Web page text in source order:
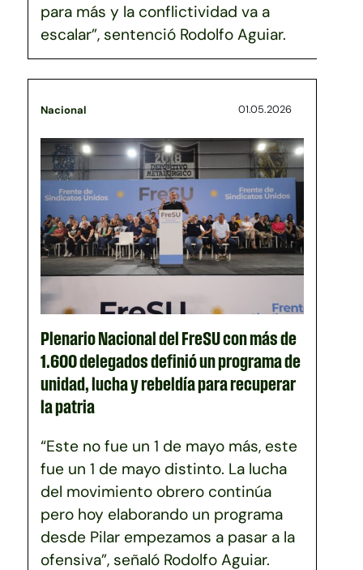
para más y la conflictividad va a
escalar”, sentenció Rodolfo Aguiar.
Nacional 01.05.2026
Plenario Nacional del FreSU con más de
1.600 delegados definió un programa de
unidad, lucha y rebeldía para recuperar
la patria
“Este no fue un 1 de mayo más, este
fue un 1 de mayo distinto. La lucha
del movimiento obrero continúa
pero hoy elaborando un programa
desde Pilar empezamos a pasar a la
ofensiva”, señaló Rodolfo Aguiar.